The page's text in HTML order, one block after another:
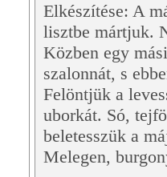
Elkészítése: A
lisztbe mártjuk.
Közben egy
szalonnát, s
Felöntjük a
uborkát. Só,
beletesszük a
Melegen,